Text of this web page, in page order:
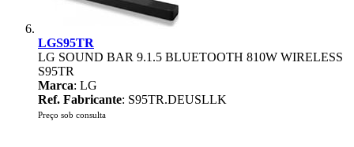
LGS95TR
LG SOUND BAR 9.1.5 BLUETOOTH 810W WIRELESS
S95TR
Marca: LG
Ref. Fabricante: S95TR.DEUSLLK
Preço sob consulta